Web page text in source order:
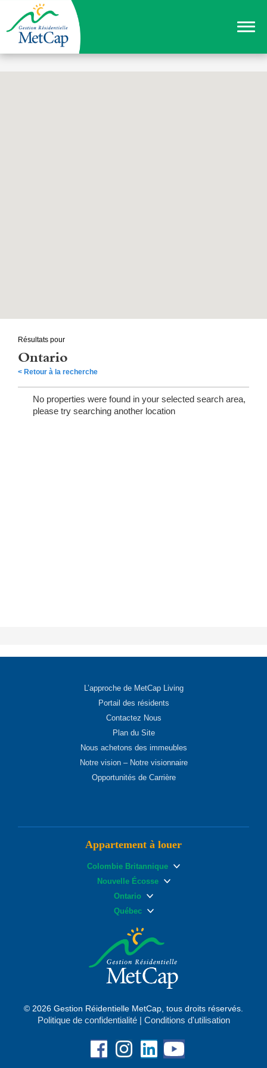
Résultats pour
Ontario
< Retour à la recherche
No properties were found in your selected search area,
please try searching another location
L’approche de MetCap Living
Portail des résidents
Contactez Nous
Plan du Site
Nous achetons des immeubles
Notre vision – Notre visionnaire
Opportunités de Carrière
Appartement à louer
Colombie Britannique
Nouvelle Écosse
Ontario
Québec
© 2026 Gestion Réidentielle MetCap, tous droits réservés.
Politique de confidentialité| Conditions d'utilisation
Facebook
Instagram
Linkedin
YouTube